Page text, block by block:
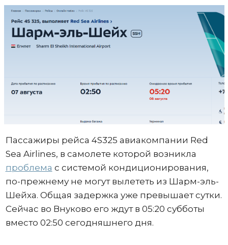
Пассажиры рейса 4S325 авиакомпании Red
Sea Airlines, в самолете которой возникла
проблема с системой кондиционирования,
по-прежнему не могут вылететь из Шарм-эль-
Шейха. Общая задержка уже превышает сутки.
Сейчас во Внуково его ждут в 05:20 субботы
вместо 02:50 сегодняшнего дня.